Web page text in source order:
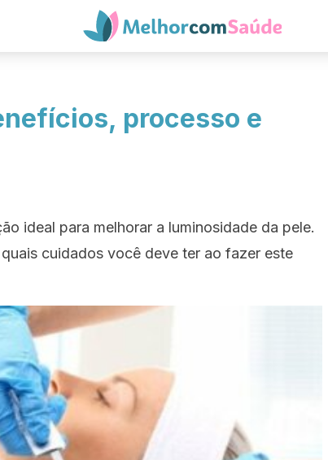
processo e
ideal para melhorar a luminosidade da pele.
cuidados você deve ter ao fazer este